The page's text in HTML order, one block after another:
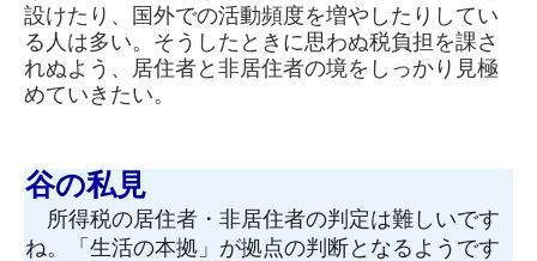
設けたり、国外での活動頻度を増やしたりしてい
る人は多い。そうしたときに思わぬ税負担を課さ
れぬよう、居住者と非居住者の境をしっかり 見極
めていきたい。
谷の私見
所得税の居住者・非居住者の判定は難しいです
ね。「生活の本拠」が拠点の判断となるようです